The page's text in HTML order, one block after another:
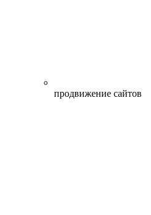
продвижение сайтов